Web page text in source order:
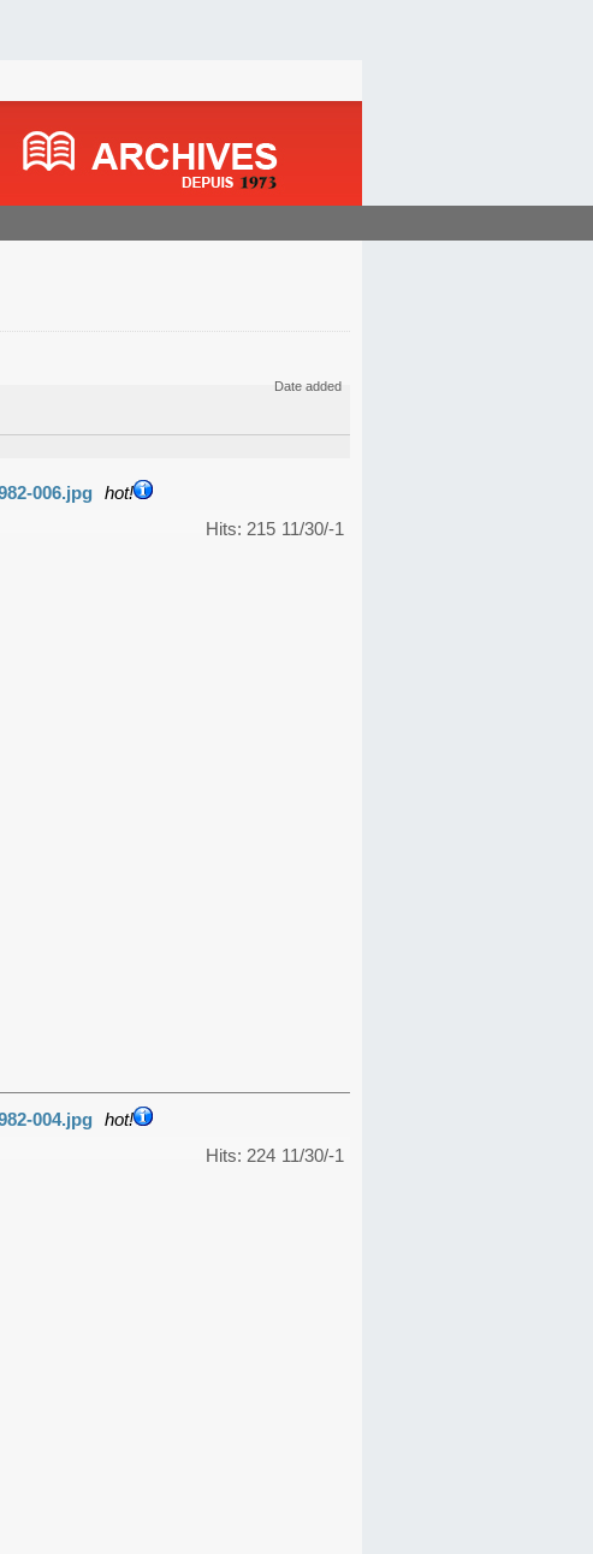
Date added
006.jpg hot!
11/30/-1
Hits: 215
004.jpg hot!
11/30/-1
Hits: 224